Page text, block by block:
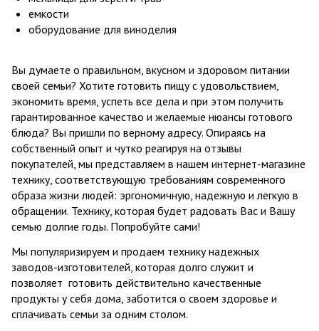
емкости
оборудование для виноделия
Вы думаете о правильном, вкусном и здоровом питании
своей семьи? Хотите готовить пищу с удовольствием,
экономить время, успеть все дела и при этом получить
гарантированное качество и желаемые нюансы готового
блюда? Вы пришли по верному адресу. Опираясь на
собственный опыт и чутко реагируя на отзывы
покупателей, мы представляем в нашем интернет-магазине
технику, соответствующую требованиям современного
образа жизни людей: эргономичную, надежную и легкую в
обращении. Технику, которая будет радовать Вас и Вашу
семью долгие годы. Попробуйте сами!
Мы популяризируем и продаем технику надежных
заводов-изготовителей, которая долго служит и
позволяет готовить действительно качественные
продукты у себя дома, заботится о своем здоровье и
сплачивать семьи за одним столом.